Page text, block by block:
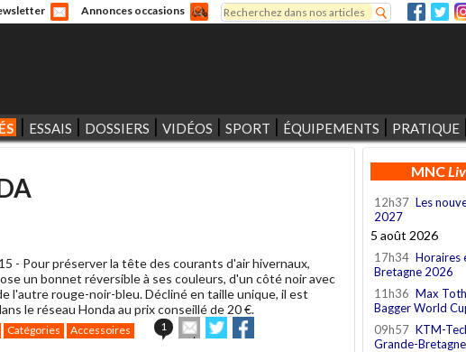
Annonces occasions
Formulaire de recherche
Rechercher
ESSAIS DOSSIERS VIDÉOS SPORT ÉQUIPEMENTS PRATIQUE
- Pour préserver la tête des courants d'air hivernaux,
un bonnet réversible à ses couleurs, d'un côté noir avec
l'autre rouge-noir-bleu. Décliné en taille unique, il est
le réseau Honda au prix conseillé de 20 €.
Catégories Accessoires 1
Envoyer
cet
Partager
sur sur
MNC
12h37 Les
2027
5 août 2026
17h34 Horaires
Bretagne 2026
11h36 Max
Bagger World
09h57 KTM-
Grande-